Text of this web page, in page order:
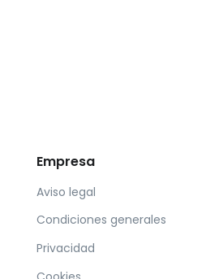
Empresa
Aviso legal
Condiciones generales
Privacidad